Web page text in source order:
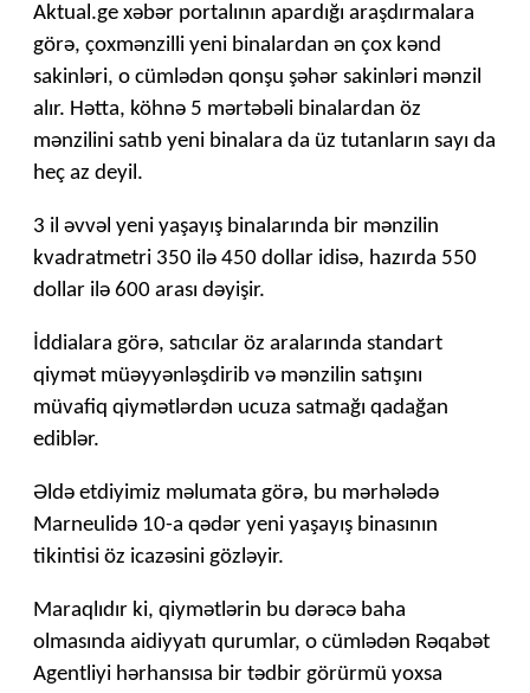
Aktual.ge xəbər portalının apardığı araşdırmalara
görə, çoxmənzilli yeni binalardan ən çox kənd
sakinləri, o cümlədən qonşu şəhər sakinləri mənzil
alır. Hətta, köhnə 5 mərtəbəli binalardan öz
mənzilini satıb yeni binalara da üz tutanların sayı da
heç az deyil.
3 il əvvəl yeni yaşayış binalarında bir mənzilin
kvadratmetri 350 ilə 450 dollar idisə, hazırda 550
dollar ilə 600 arası dəyişir.
İddialara görə, satıcılar öz aralarında standart
qiymət müəyyənləşdirib və mənzilin satışını
müvafiq qiymətlərdən ucuza satmağı qadağan
ediblər.
Əldə etdiyimiz məlumata görə, bu mərhələdə
Marneulidə 10-a qədər yeni yaşayış binasının
tikintisi öz icazəsini gözləyir.
Maraqlıdır ki, qiymətlərin bu dərəcə baha
olmasında aidiyyatı qurumlar, o cümlədən Rəqabət
Agentliyi hərhansısa bir tədbir görürmü yoxsa